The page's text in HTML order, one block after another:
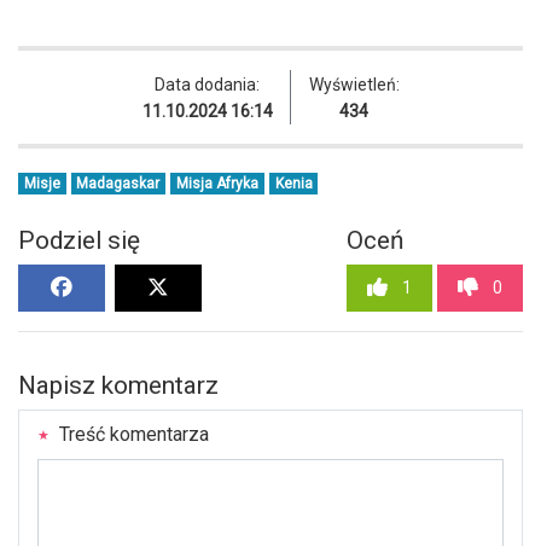
Data dodania:
11.10.2024 16:14
Wyświetleń:
434
Misje Madagaskar Misja Afryka Kenia
Podziel się Oceń
1 0
Napisz komentarz
Treść komentarza